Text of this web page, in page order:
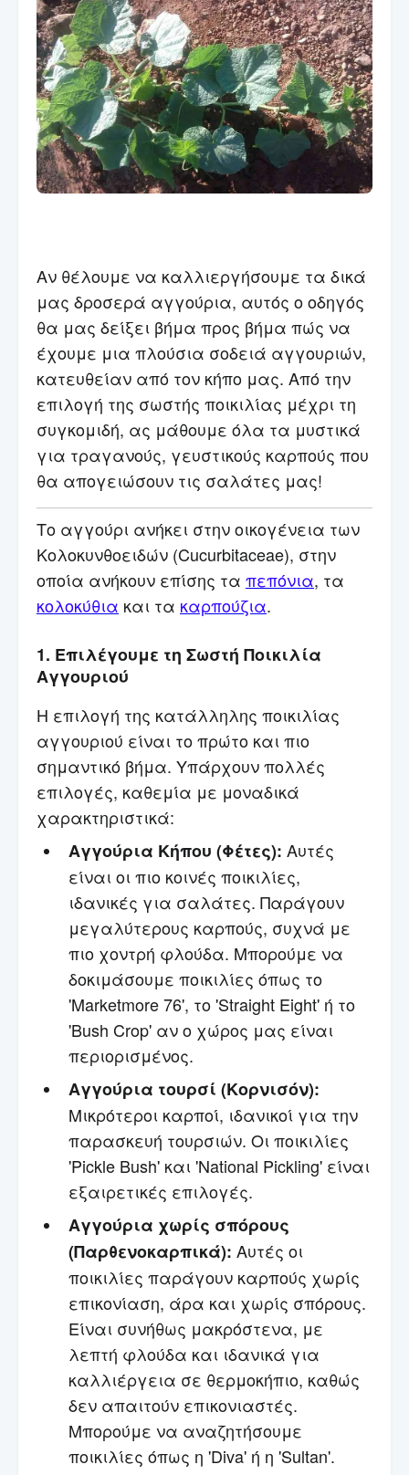
Αν θέλουμε να καλλιεργήσουμε τα δικά
μας δροσερά αγγούρια, αυτός ο οδηγός
θα μας δείξει βήμα προς βήμα πώς να
έχουμε μια πλούσια σοδειά αγγουριών,
κατευθείαν από τον κήπο μας. Από την
επιλογή της σωστής ποικιλίας μέχρι τη
συγκομιδή, ας μάθουμε όλα τα μυστικά
για τραγανούς, γευστικούς καρπούς που
θα απογειώσουν τις σαλάτες μας!
Το αγγούρι ανήκει στην οικογένεια των
Κολοκυνθοειδών (Cucurbitaceae), στην
οποία ανήκουν επίσης τα πεπόνια, τα
κολοκύθια και τα καρπούζια.
1. Επιλέγουμε τη Σωστή Ποικιλία
Αγγουριού
Η επιλογή της κατάλληλης ποικιλίας
αγγουριού είναι το πρώτο και πιο
σημαντικό βήμα. Υπάρχουν πολλές
επιλογές, καθεμία με μοναδικά
χαρακτηριστικά:
Αγγούρια Κήπου (Φέτες): Αυτές
είναι οι πιο κοινές ποικιλίες,
ιδανικές για σαλάτες. Παράγουν
μεγαλύτερους καρπούς, συχνά με
πιο χοντρή φλούδα. Μπορούμε να
δοκιμάσουμε ποικιλίες όπως το
'Marketmore 76', το 'Straight Eight' ή το
'Bush Crop' αν ο χώρος μας είναι
περιορισμένος.
Αγγούρια τουρσί (Κορνισόν):
Μικρότεροι καρποί, ιδανικοί για την
παρασκευή τουρσιών. Οι ποικιλίες
'Pickle Bush' και 'National Pickling' είναι
εξαιρετικές επιλογές.
Αγγούρια χωρίς σπόρους
(Παρθενοκαρπικά): Αυτές οι
ποικιλίες παράγουν καρπούς χωρίς
επικονίαση, άρα και χωρίς σπόρους.
Είναι συνήθως μακρόστενα, με
λεπτή φλούδα και ιδανικά για
καλλιέργεια σε θερμοκήπιο, καθώς
δεν απαιτούν επικονιαστές.
Μπορούμε να αναζητήσουμε
ποικιλίες όπως η 'Diva' ή η 'Sultan'.